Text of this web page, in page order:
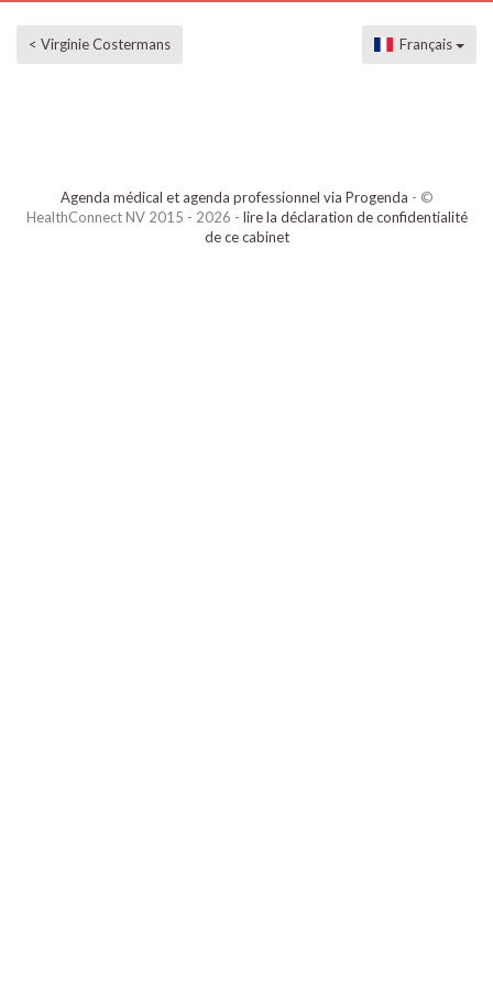
< Virginie Costermans Français
Agenda médical et agenda professionnel via Progenda - ©
HealthConnect NV 2015 - 2026 - lire la déclaration de confidentialité
de ce cabinet